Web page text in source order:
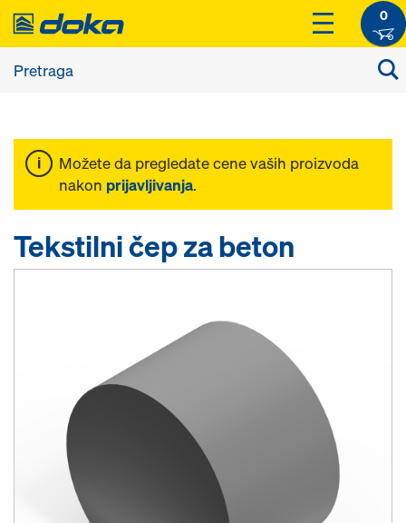
0
Možete da pregledate cene vaših proizvoda
nakon prijavljivanja.
Tekstilni čep za beton